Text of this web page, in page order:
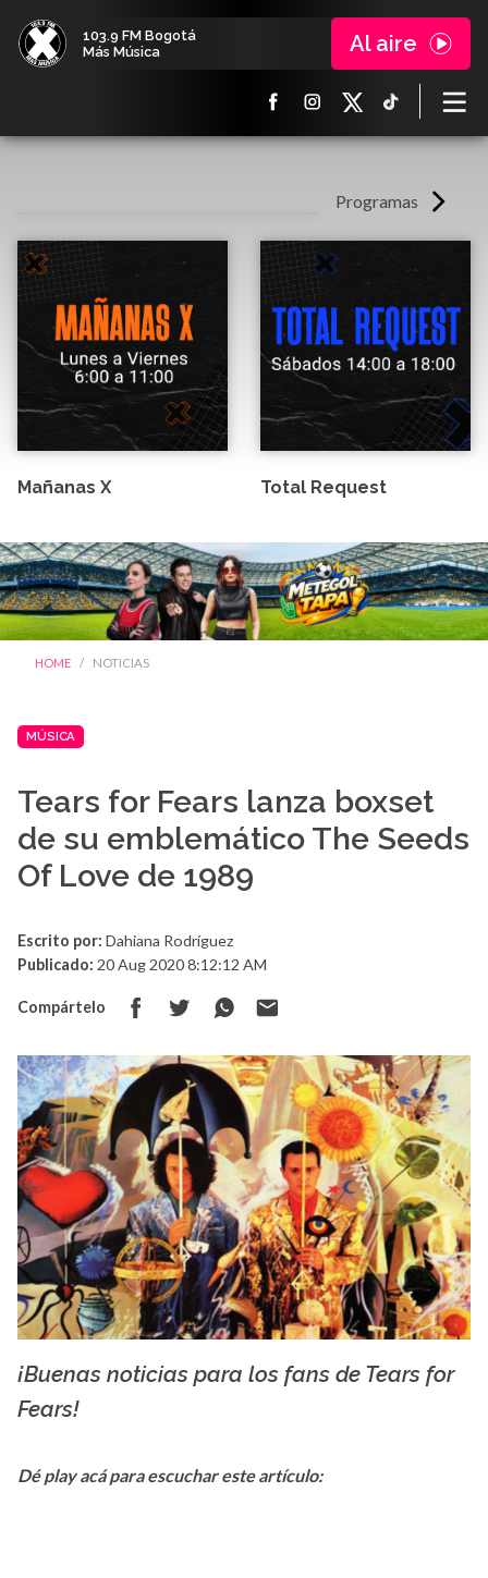
103.9 FM Bogotá
Más Música
Al aire
Programas
Mañanas X Total Request
HOME NOTICIAS
MÚSICA
Tears for Fears lanza boxset
de su emblemático The Seeds
Of Love de 1989
Escrito por: Dahiana Rodríguez
Publicado: 20 Aug 2020 8:12:12 AM
Compártelo
¡Buenas noticias para los fans de Tears for
Fears!
Dé play acá para escuchar este artículo: